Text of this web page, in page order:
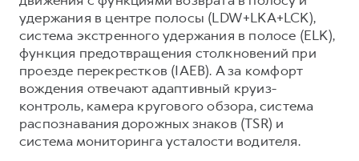
удержания в центре полосы (LDW+LKA+LCK),
система экстренного удержания в полосе (ELK),
функция предотвращения столкновений при
проезде перекрестков (IAEB). А за комфорт
вождения отвечают адаптивный круиз-
контроль, камера кругового обзора, система
распознавания дорожных знаков (TSR) и
система мониторинга усталости водителя.